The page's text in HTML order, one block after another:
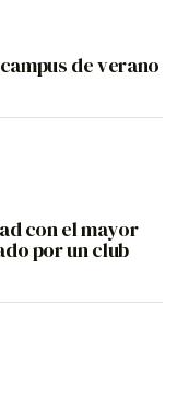
de verano
con el mayor
por un club